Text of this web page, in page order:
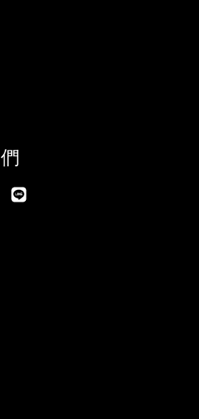
Instagram